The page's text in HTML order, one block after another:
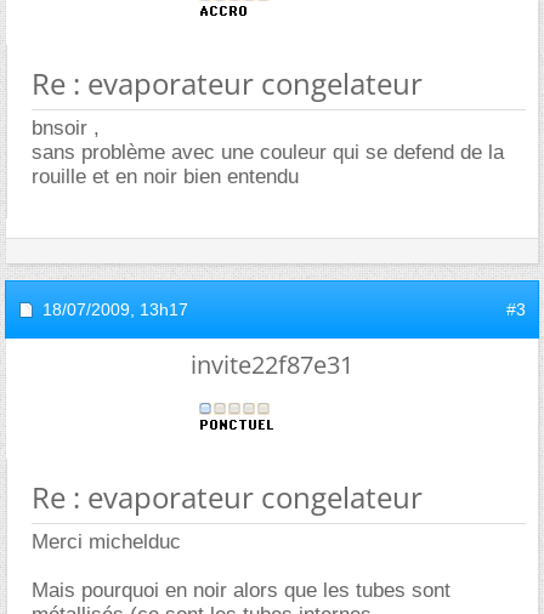
Re : evaporateur congelateur
bnsoir ,
sans problème avec une couleur qui se defend de la
rouille et en noir bien entendu
18/07/2009, 13h17 #3
invite22f87e31
Re : evaporateur congelateur
Merci michelduc
Mais pourquoi en noir alors que les tubes sont